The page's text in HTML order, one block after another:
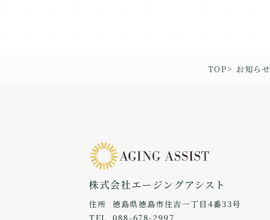
TOP お知らせ
株式会社エージングアシスト
住所
徳島県徳島市住吉一丁目4番33号